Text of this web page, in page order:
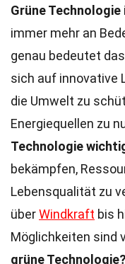
Grüne Technologie
immer mehr an
genau bedeutet
sich auf innovative
die Umwelt zu
Energiequellen zu
Technologie
bekämpfen,
Lebensqualität zu
überWindkraft bis
Möglichkeiten sind
grüne Technologie?